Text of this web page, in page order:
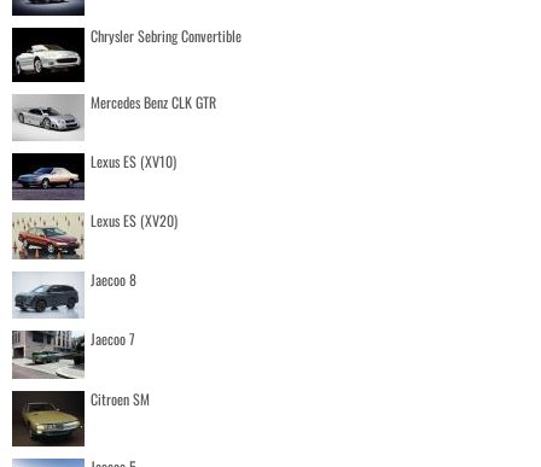
Chrysler Sebring Convertible
Mercedes Benz CLK GTR
Lexus ES (XV10)
Lexus ES (XV20)
Jaecoo 8
Jaecoo 7
Citroen SM